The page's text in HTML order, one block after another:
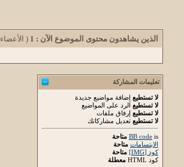
الذين يشاهدون محتوى الموضوع الآن : 1 ( الأعضاء 0 والزوار 1)
تعليمات المشاركة
لا تستطيع إضافة مواضيع جديدة
لا تستطيع الرد على المواضيع
لا تستطيع إرفاق ملفات
لا تستطيع تعديل مشاركاتك
BB code is
متاحة
الابتسامات متاحة
كود [IMG]
متاحة
كود HTML
معطلة